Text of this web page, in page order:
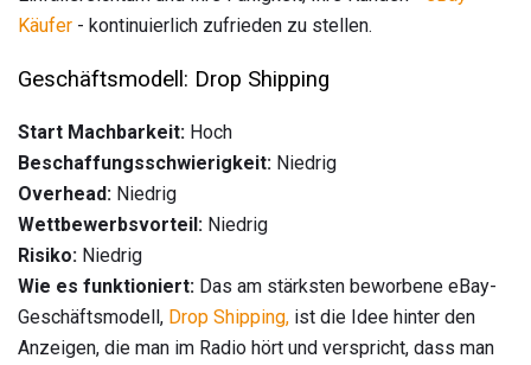
Käufer - kontinuierlich zufrieden zu stellen.
Geschäftsmodell: Drop Shipping
Start Machbarkeit: Hoch
Beschaffungsschwierigkeit: Niedrig
Overhead: Niedrig
Wettbewerbsvorteil: Niedrig
Risiko: Niedrig
Wie es funktioniert: Das am stärksten beworbene eBay-
Geschäftsmodell, Drop Shipping, ist die Idee hinter den
Anzeigen, die man im Radio hört und verspricht, dass man